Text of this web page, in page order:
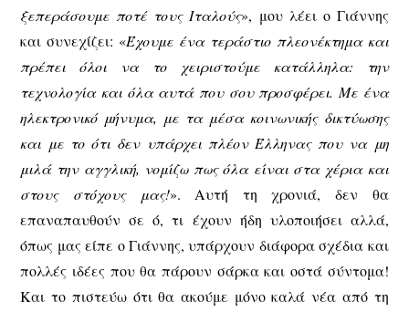
ξεπεράσουμε ποτέ τους Ιταλούς», μου λέει ο Γιάννης
και συνεχίζει: «Έχουμε ένα τεράστιο πλεονέκτημα και
πρέπει όλοι να το χειριστούμε κατάλληλα: την
τεχνολογία και όλα αυτά που σου προσφέρει. Με ένα
ηλεκτρονικό μήνυμα, με τα μέσα κοινωνικής δικτύωσης
και με το ότι δεν υπάρχει πλέον Έλληνας που να μη
μιλά την αγγλική, νομίζω πως όλα είναι στα χέρια και
στους στόχους μας!». Αυτή τη χρονιά, δεν θα
επαναπαυθούν σε ό, τι έχουν ήδη υλοποιήσει αλλά,
όπως μας είπε ο Γιάννης, υπάρχουν διάφορα σχέδια και
πολλές ιδέες που θα πάρουν σάρκα και οστά σύντομα!
Και το πιστεύω ότι θα ακούμε μόνο καλά νέα από τη